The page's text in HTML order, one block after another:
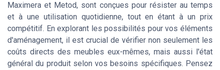
Maximera et Metod, sont conçues pour résister au temps
et à une utilisation quotidienne, tout en étant à un prix
compétitif. En explorant les possibilités pour vos éléments
d'aménagement, il est crucial de vérifier non seulement les
coûts directs des meubles eux-mêmes, mais aussi l'état
général du produit selon vos besoins spécifiques. Pensez